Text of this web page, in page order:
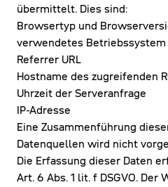
übermittelt. Dies sind:
Browsertyp und
verwendetes Betriebssystem
Referrer URL
Hostname des zugreifenden
Uhrzeit der Serveranfrage
IP-Adresse
Eine Zusammenführung
Datenquellen wird nicht
Die Erfassung dieser Daten
Art. 6 Abs. 1 lit. f DSGVO.